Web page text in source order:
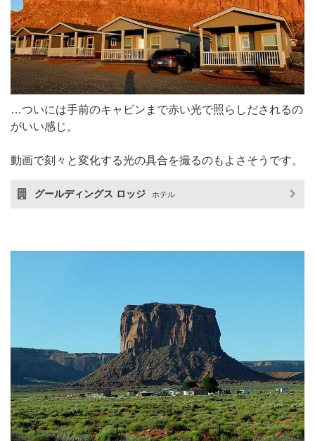
…ついには手前のキャビンまで赤い光で照らしだされるの
がいい感じ。
動画で刻々と変化する光の具合を撮るのもよさそうです。
グールディングス ロッジ ホテル